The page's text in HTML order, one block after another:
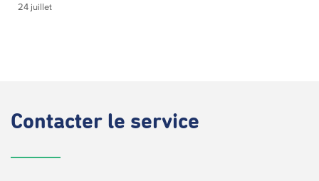
24 juillet
Contacter le service